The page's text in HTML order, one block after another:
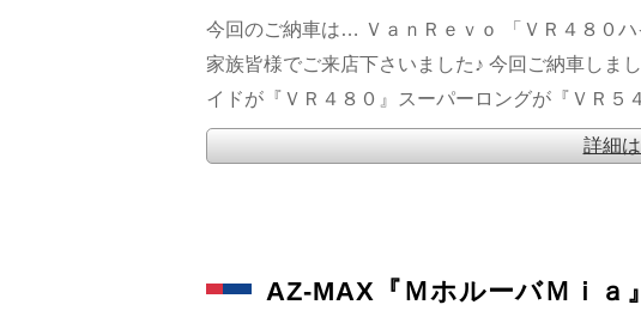
今回のご納車は… ＶａｎＲｅｖｏ 「ＶＲ４８０
家族皆様でご来店下さいました♪ 今回ご納車しま
イドが『ＶＲ４８０』スーパーロングが『ＶＲ５
詳細
AZ-MAX『ＭホルーバＭｉａ』